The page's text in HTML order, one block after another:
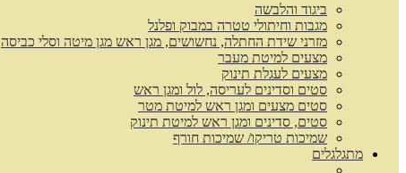
ביגוד והלבשה
מגבות וחיתולי טטרה במבוק ופלנל
מזרני שידת החתלה, נחשושים, מגן ראש מגן מיטה וסלי כביסה
מצעים למיטת מעבר
מצעים לעגלת תינוק
סטים וסדינים לעריסה, לול ומגן ראש
סטים מצעים ומגן ראש למיטת מטר
סטים, סדינים ומגן ראש למיטת תינוק
שמיכות טריקו/ שמיכות חורף
מתגלגלים